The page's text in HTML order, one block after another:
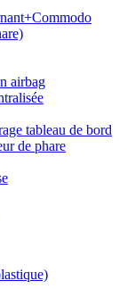
airbag
tableau de bord
de phare